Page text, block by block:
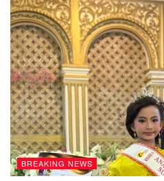
BREAKING NEWS